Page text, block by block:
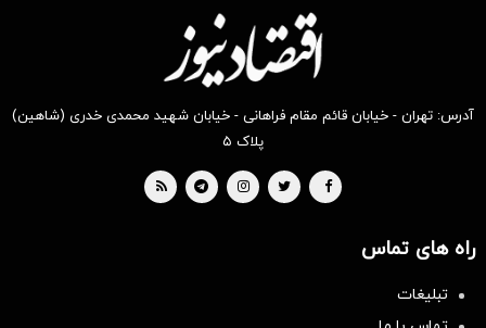
آدرس: تهران - خیابان قائم مقام فراهانی - خیابان شهید محمدی خدری (شاهین)
پلاک ۵
راه های تماس
تبلیغات